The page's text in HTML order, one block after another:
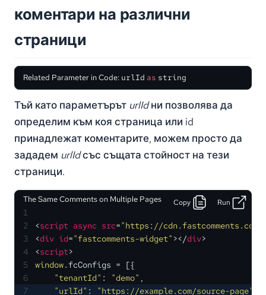
коментари на различни
страници
Related Parameter in Code: urlId as string
Тъй като параметърът urlIdни позволява да
определим към коя страница или id
принадлежат коментарите, можем просто да
зададем urlIdсъс същата стойност на тези
страници.
The Same Comments on Multiple Pages Copy Run
1
2
<script async src="https://
3
<div id="fastcomments-widget" ></div>
4
<script>
5
window.fcConfigs = [{
6
"tenantId" : "demo" ,
7
"urlId" :
"https://example.com/source-page"